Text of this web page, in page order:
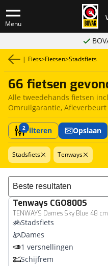
Menu
| Fiets>Fietsen>Stadsfiets
66 fietsen
Alle tweedehands fietsen
Omruilgarantie,
2Filteren Opslaan
Stadsfiets Tenways
Sorteer resultaten
Tenways CGO800S
TENWAYS Dames Sky Blue 48
Stadsfiets
Dames
1 versnellingen
Schijfrem